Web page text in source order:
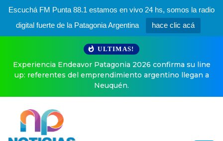
Escuchá FM Punta 88.1 estamos en vivo 24 hs, somos la radio
digital fuerte de la Patagonia Argentina
hace clic acá
ULTIMAS!
Experiencia Endeavor Patagonia 2026 confirma su line
up: referentes del emprendimiento argentino llegan a
Neuquén.